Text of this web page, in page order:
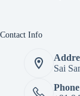
Contact Info
Sai